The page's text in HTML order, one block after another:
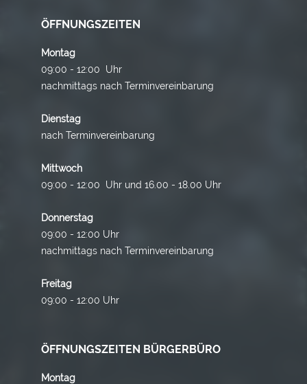
ÖFFNUNGSZEITEN
Montag
09:00 - 12:00 Uhr
nachmittags nach Terminvereinbarung
Dienstag
nach Terminvereinbarung
Mittwoch
09:00 - 12:00 Uhr und 16.00 - 18.00 Uhr
Donnerstag
09:00 - 12:00 Uhr
nachmittags nach Terminvereinbarung
Freitag
09:00 - 12:00 Uhr
ÖFFNUNGSZEITEN BÜRGERBÜRO
Montag